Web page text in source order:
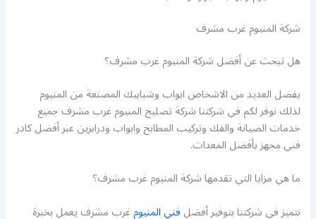
شركة المنيوم غرب مشرف
هل تبحث عن أفضل شركة المنيوم غرب مشرف؟
يفضل العديد من الاشخاص ابواب وشبابيك المصنعة من المنيوم
لذلك نوفر لكم في شركتنا شركة تصليح المنيوم غرب مشرف جميع
خدمات الصيانة والفك وتركيب المطابخ وابواب ودرابزين عبر أفضل كادر
فني مجهز بأفضل المعدات.
ما هي مزايا التي تقدمها شركة المنيوم غرب مشرف؟
نتميز في شركتنا بتوفير أفضلفني المنيومغرب مشرف يعمل بخبرة